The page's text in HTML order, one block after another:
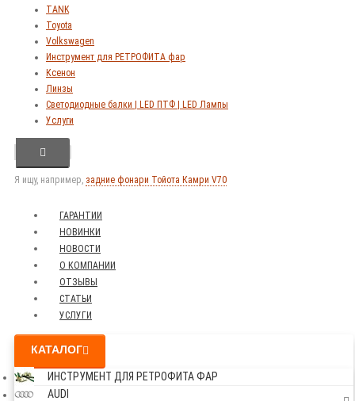
TANK
Toyota
Volkswagen
Инструмент для РЕТРОФИТА фар
Ксенон
Линзы
Светодиодные балки | LED ПТФ | LED Лампы
Услуги
Я ищу, например, задние фонари Тойота Камри V70
ГАРАНТИИ
НОВИНКИ
НОВОСТИ
О КОМПАНИИ
ОТЗЫВЫ
СТАТЬИ
УСЛУГИ
КАТАЛОГ
ИНСТРУМЕНТ ДЛЯ РЕТРОФИТА ФАР
AUDI